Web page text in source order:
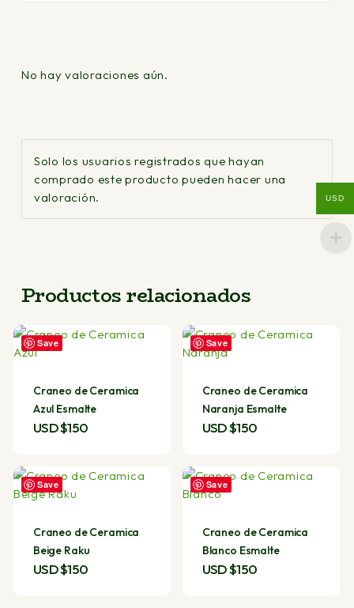
No hay valoraciones aún.
Solo los usuarios registrados que hayan
comprado este producto pueden hacer una
valoración.
Productos relacionados
Save
Craneo de Ceramica
Azul Esmalte
USD $150
Save
Craneo de Ceramica
Naranja Esmalte
USD $150
Save
Craneo de Ceramica
Beige Raku
USD $150
Save
Craneo de Ceramica
Blanco Esmalte
USD $150
USD